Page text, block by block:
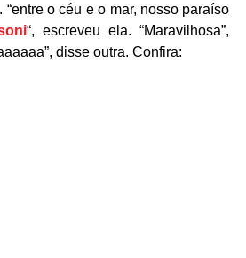
o céu e o mar, nosso paraíso
“, escreveu ela. “Maravilhosa”,
disse outra. Confira: